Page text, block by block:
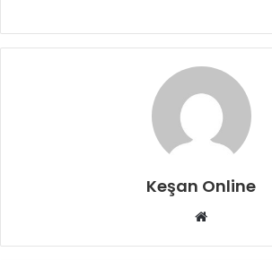
Keşan Online
Web